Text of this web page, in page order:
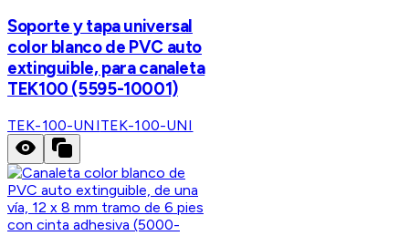
Soporte y tapa universal
color blanco de PVC auto
extinguible, para canaleta
TEK100 (5595-10001)
TEK-100-UNITEK-100-UNI